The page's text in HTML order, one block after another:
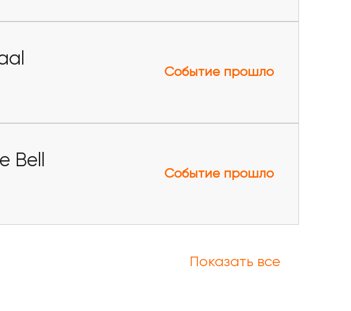
Событие прошло
Bell
Событие прошло
Показать все